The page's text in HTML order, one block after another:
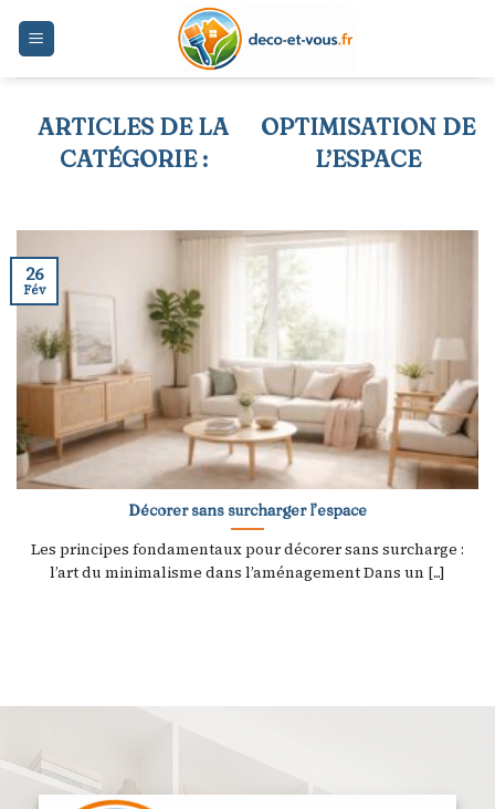
OPTIMISATION DE
L’ESPACE
Décorer sans surcharger l’espace
Les principes fondamentaux pour décorer sans surcharge :
l’art du minimalisme dans l’aménagement Dans un [...]
26
Fév